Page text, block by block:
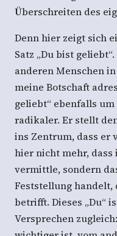
Überschreiten des
Denn hier zeigt sich
Satz „Du bist
anderen Menschen
meine Botschaft
geliebt“ ebenfalls
radikaler. Er stellt
ins Zentrum, dass er
hier nicht mehr,
vermittle, sondern
Feststellung
betrifft. Dieses „Du“
Versprechen